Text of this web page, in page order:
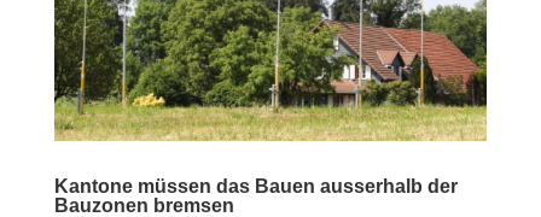
Kantone müssen das Bauen ausserhalb der
Bauzonen bremsen